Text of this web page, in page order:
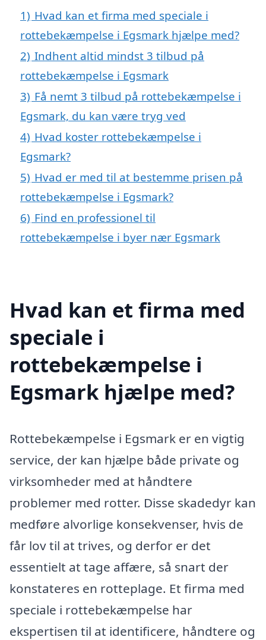
1) Hvad kan et firma med speciale i
rottebekæmpelse i Egsmark hjælpe med?
2) Indhent altid mindst 3 tilbud på
rottebekæmpelse i Egsmark
3) Få nemt 3 tilbud på rottebekæmpelse i
Egsmark, du kan være tryg ved
4) Hvad koster rottebekæmpelse i
Egsmark?
5) Hvad er med til at bestemme prisen på
rottebekæmpelse i Egsmark?
6) Find en professionel til
rottebekæmpelse i byer nær Egsmark
Hvad kan et firma med
speciale i
rottebekæmpelse i
Egsmark hjælpe med?
Rottebekæmpelse i Egsmark er en vigtig
service, der kan hjælpe både private og
virksomheder med at håndtere
problemer med rotter. Disse skadedyr kan
medføre alvorlige konsekvenser, hvis de
får lov til at trives, og derfor er det
essentielt at tage affære, så snart der
konstateres en rotteplage. Et firma med
speciale i rottebekæmpelse har
ekspertisen til at identificere, håndtere og